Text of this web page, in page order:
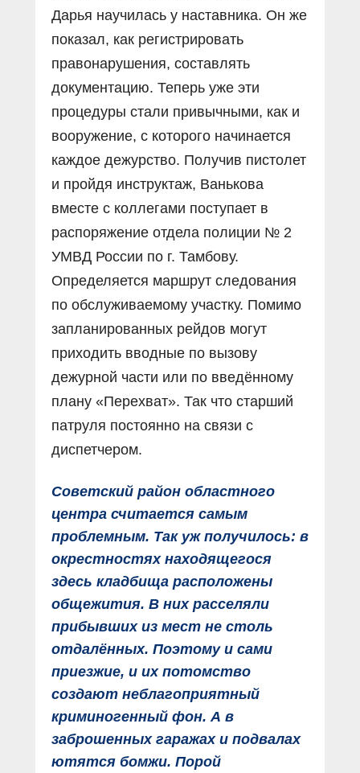
Дарья научилась у наставника. Он же
показал, как регистрировать
правонарушения, составлять
документацию. Теперь уже эти
процедуры стали привычными, как и
вооружение, с которого начинается
каждое дежурство. Получив пистолет
и пройдя инструктаж, Ванькова
вместе с коллегами поступает в
распоряжение отдела полиции № 2
УМВД России по г. Тамбову.
Определяется маршрут следования
по обслуживаемому участку. Помимо
запланированных рейдов могут
приходить вводные по вызову
дежурной части или по введённому
плану «Перехват». Так что старший
патруля постоянно на связи с
диспетчером.
Советский район областного
центра считается самым
проблемным. Так уж получилось: в
окрестностях находящегося
здесь кладбища расположены
общежития. В них расселяли
прибывших из мест не столь
отдалённых. Поэтому и сами
приезжие, и их потомство
создают неблагоприятный
криминогенный фон. А в
заброшенных гаражах и подвалах
ютятся бомжи. Порой